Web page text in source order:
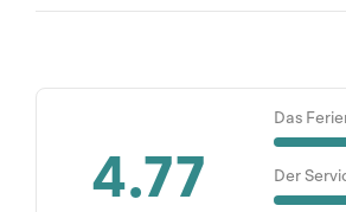
4.77
Das
Der